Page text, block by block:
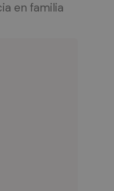
en familia